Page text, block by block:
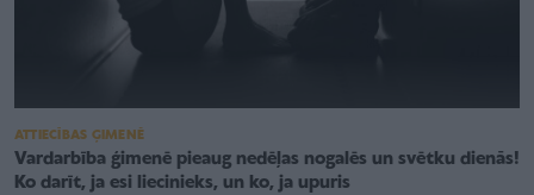
ATTIECĪBAS ĢIMENĒ
Vardarbība ģimenē pieaug nedēļas nogalēs un svētku dienās!
Ko darīt, ja esi liecinieks, un ko, ja upuris